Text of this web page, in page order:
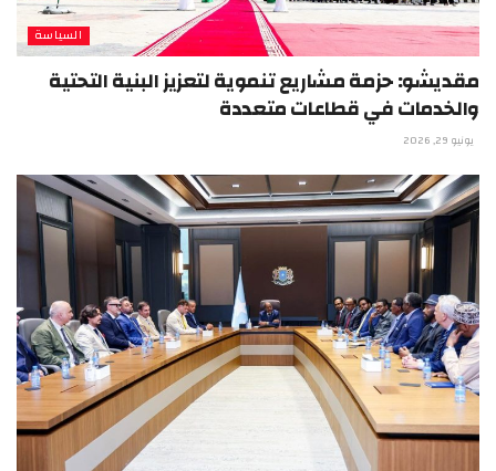
السياسة
مقديشو: حزمة مشاريع تنموية لتعزيز البنية التحتية
والخدمات في قطاعات متعددة
يونيو 29, 2026